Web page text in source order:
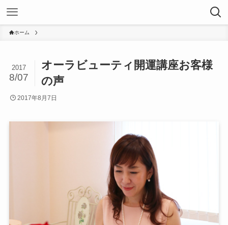
ホーム
オーラビューティ開運講座お客様
の声
2017
8/07
2017年8月7日